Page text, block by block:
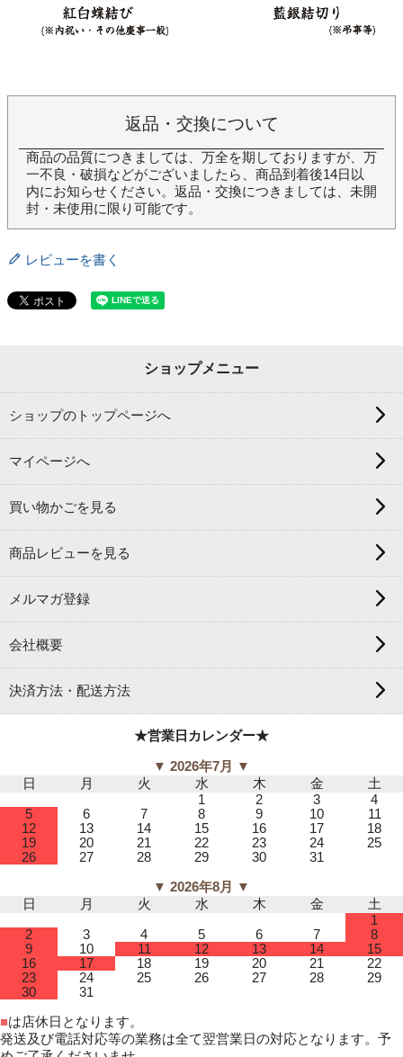
返品・交換について
商品の品質につきましては、万全を期しておりますが、万
一不良・破損などがございましたら、商品到着後14日以
内にお知らせください。返品・交換につきましては、未開
封・未使用に限り可能です。
レビューを書く
ショップメニュー
ショップのトップページへ
マイページへ
買い物かごを見る
商品レビューを見る
メルマガ登録
会社概要
決済方法・配送方法
★営業日カレンダー★
▼ 2026年7月 ▼
日
月 火 水 木 金
土
1
2 3
4
5
6 7 8 9 10
11
12
13 14 15 16 17
18
19
20 21 22 23 24
25
26
27 28 29 30 31
▼ 2026年8月 ▼
日
月 火 水 木 金
土
1
2
3 4 5 6 7
8
9
10 11 12 13 14
15
16
17 18 19 20 21
22
23
24 25 26 27 28
29
30
31
■は店休日となります。
発送及び電話対応等の業務は全て翌営業日の対応となります。予